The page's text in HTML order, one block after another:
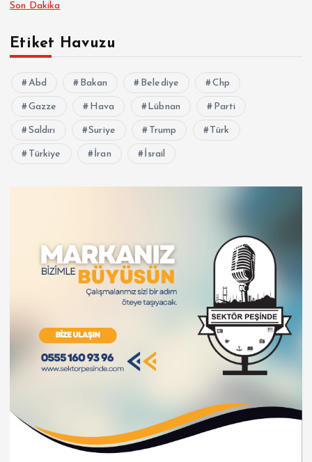
Son Dakika
Etiket Havuzu
Abd Bakan Belediye Chp
Gazze Hava Lübnan Parti
Saldırı Suriye Trump Türk
Türkiye İran İsrail